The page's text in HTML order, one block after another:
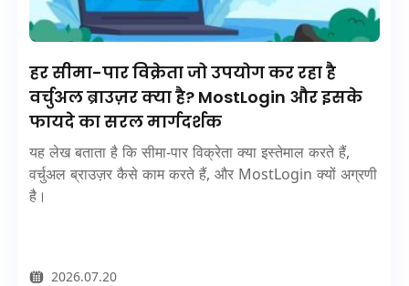
हर सीमा-पार विक्रेता जो उपयोग कर रहा है
वर्चुअल ब्राउज़र क्या है? MostLogin और इसके
फायदे का सरल मार्गदर्शक
यह लेख बताता है कि सीमा-पार विक्रेता क्या इस्तेमाल करते हैं,
वर्चुअल ब्राउज़र कैसे काम करते हैं, और MostLogin क्यों अग्रणी
है।
2026.07.20